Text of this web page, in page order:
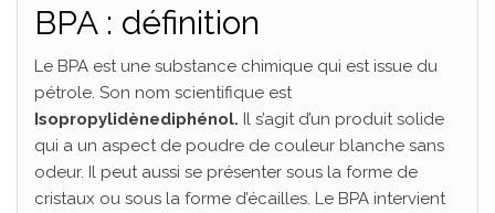
BPA : définition
Le BPA est une substance chimique qui est issue du
pétrole. Son nom scientifique est
Isopropylidènediphénol. Il s’agit d’un produit solide
qui a un aspect de poudre de couleur blanche sans
odeur. Il peut aussi se présenter sous la forme de
cristaux ou sous la forme d’écailles. Le BPA intervient